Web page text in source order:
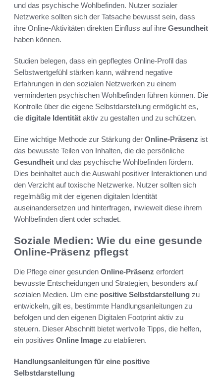
und das psychische Wohlbefinden. Nutzer sozialer
Netzwerke sollten sich der Tatsache bewusst sein, dass
ihre Online-Aktivitäten direkten Einfluss auf ihre Gesundheit
haben können.
Studien belegen, dass ein gepflegtes Online-Profil das
Selbstwertgefühl stärken kann, während negative
Erfahrungen in den sozialen Netzwerken zu einem
verminderten psychischen Wohlbefinden führen können. Die
Kontrolle über die eigene Selbstdarstellung ermöglicht es,
die digitale Identität aktiv zu gestalten und zu schützen.
Eine wichtige Methode zur Stärkung der Online-Präsenz ist
das bewusste Teilen von Inhalten, die die persönliche
Gesundheit und das psychische Wohlbefinden fördern.
Dies beinhaltet auch die Auswahl positiver Interaktionen und
den Verzicht auf toxische Netzwerke. Nutzer sollten sich
regelmäßig mit der eigenen digitalen Identität
auseinandersetzen und hinterfragen, inwieweit diese ihrem
Wohlbefinden dient oder schadet.
Soziale Medien: Wie du eine gesunde
Online-Präsenz pflegst
Die Pflege einer gesunden Online-Präsenz erfordert
bewusste Entscheidungen und Strategien, besonders auf
sozialen Medien. Um eine positive Selbstdarstellung zu
entwickeln, gilt es, bestimmte Handlungsanleitungen zu
befolgen und den eigenen Digitalen Footprint aktiv zu
steuern. Dieser Abschnitt bietet wertvolle Tipps, die helfen,
ein positives Online Image zu etablieren.
Handlungsanleitungen für eine positive
Selbstdarstellung